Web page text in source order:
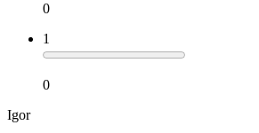
0
1
0
Igor